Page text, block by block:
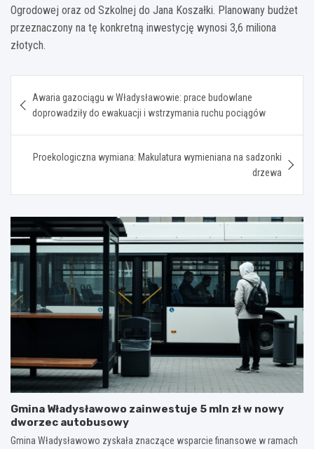
Ogrodowej oraz od Szkolnej do Jana Koszałki. Planowany budżet
przeznaczony na tę konkretną inwestycję wynosi 3,6 miliona
złotych.
wpisu
Awaria gazociągu w Władysławowie: prace budowlane
doprowadziły do ewakuacji i wstrzymania ruchu pociągów
Proekologiczna wymiana: Makulatura wymieniana na sadzonki
drzewa
Gmina Władysławowo zainwestuje 5 mln zł w nowy
dworzec autobusowy
Gmina Władysławowo zyskała znaczące wsparcie finansowe w ramach